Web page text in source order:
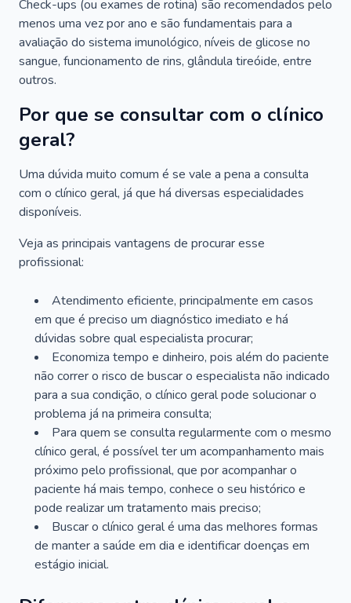
Check-ups (ou exames de rotina) são recomendados pelo
menos uma vez por ano e são fundamentais para a
avaliação do sistema imunológico, níveis de glicose no
sangue, funcionamento de rins, glândula tireóide, entre
outros.
Por que se consultar com o clínico
geral?
Uma dúvida muito comum é se vale a pena a consulta
com o clínico geral, já que há diversas especialidades
disponíveis.
Veja as principais vantagens de procurar esse
profissional:
Atendimento eficiente, principalmente em casos
em que é preciso um diagnóstico imediato e há
dúvidas sobre qual especialista procurar;
Economiza tempo e dinheiro, pois além do paciente
não correr o risco de buscar o especialista não indicado
para a sua condição, o clínico geral pode solucionar o
problema já na primeira consulta;
Para quem se consulta regularmente com o mesmo
clínico geral, é possível ter um acompanhamento mais
próximo pelo profissional, que por acompanhar o
paciente há mais tempo, conhece o seu histórico e
pode realizar um tratamento mais preciso;
Buscar o clínico geral é uma das melhores formas
de manter a saúde em dia e identificar doenças em
estágio inicial.